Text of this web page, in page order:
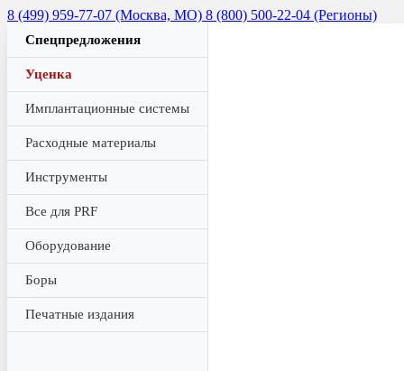
8 (499) 959-77-07 (Москва, МО) 8 (800) 500-22-04 (Регионы)
Спецпредложения
Уценка
Имплантационные системы
Расходные материалы
Инструменты
Все для PRF
Оборудование
Боры
Печатные издания